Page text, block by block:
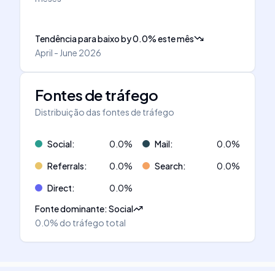
Tendência para baixoby0.0%este mês
April - June 2026
Fontes de tráfego
Distribuição das fontes de tráfego
Social: 0.0% Mail: 0.0%
Referrals: 0.0% Search: 0.0%
Direct: 0.0%
Fonte dominante:Social
0.0% do tráfego total